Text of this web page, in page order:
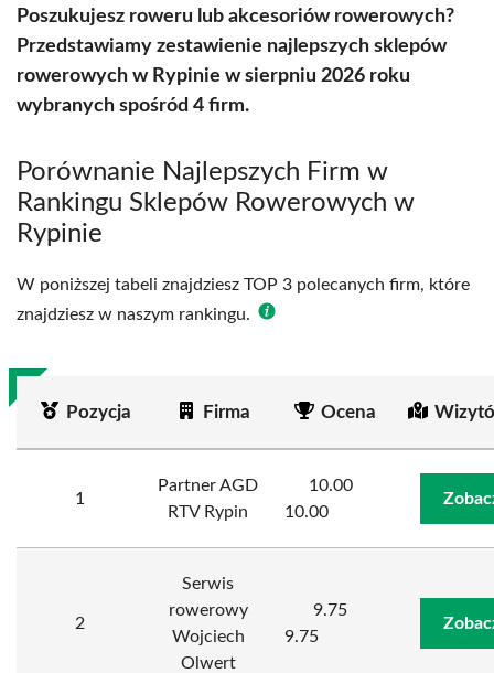
Poszukujesz roweru lub akcesoriów rowerowych?
Przedstawiamy zestawienie najlepszych sklepów
rowerowych w Rypinie w sierpniu 2026 roku
wybranych spośród 4 firm.
Porównanie Najlepszych Firm w
Rankingu Sklepów Rowerowych w
Rypinie
W poniższej tabeli znajdziesz TOP 3 polecanych firm, które
znajdziesz w naszym rankingu.
Pozycja Firma Ocena
1
Partner AGD
RTV Rypin
10.00
10.00
2
Serwis
rowerowy
Wojciech
Olwert
9.75
9.75